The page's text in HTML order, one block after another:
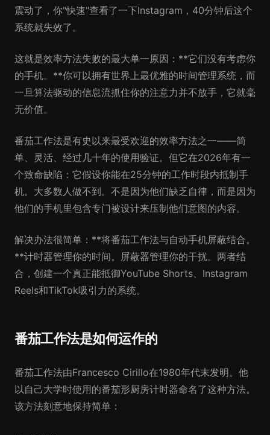
震动了，你"快速"查看了一下Instagram，40分钟后这个
系统就失效了。
这就是效率方法失败的最大单一原因：**它们没有考虑你
的手机。**你可以拥有世界上最优雅的时间管理系统，而
一旦算法驱动的信息流抓住你的注意力并不放手，它就毫
无价值。
番茄工作法是有史以来最受欢迎的效率方法之一——简
单、灵活、经过几十年的使用验证。但它在2026年有一
个致命缺陷：它假设你能在25分钟的工作时段内抵制手
机。大多数人做不到。不是因为他们缺乏自律，而是因为
他们的手机里包含专门被设计来压制他们意图的内容。
解决办法很简单：**将番茄工作法与自动手机屏蔽结合。
**计时器管理你的时间。屏蔽器管理你的干扰。两者结
合，创建一个真正能抵御YouTube Shorts、Instagram
Reels和TikTok吸引力的系统。
番茄工作法是如何运作的
番茄工作法由Francesco Cirillo在1980年代末发明。他
以自己大学时使用的番茄形厨房计时器命名了这种方法。
该方法刻意地保持简单：